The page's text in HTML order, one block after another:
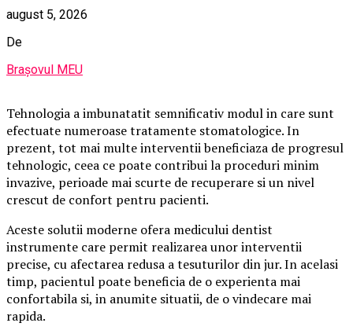
august 5, 2026
De
Brașovul MEU
Tehnologia a imbunatatit semnificativ modul in care sunt
efectuate numeroase tratamente stomatologice. In
prezent, tot mai multe interventii beneficiaza de progresul
tehnologic, ceea ce poate contribui la proceduri minim
invazive, perioade mai scurte de recuperare si un nivel
crescut de confort pentru pacienti.
Aceste solutii moderne ofera medicului dentist
instrumente care permit realizarea unor interventii
precise, cu afectarea redusa a tesuturilor din jur. In acelasi
timp, pacientul poate beneficia de o experienta mai
confortabila si, in anumite situatii, de o vindecare mai
rapida.